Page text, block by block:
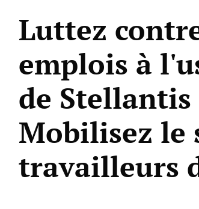
Luttez
emplois à
de
Mobilisez le
travailleurs